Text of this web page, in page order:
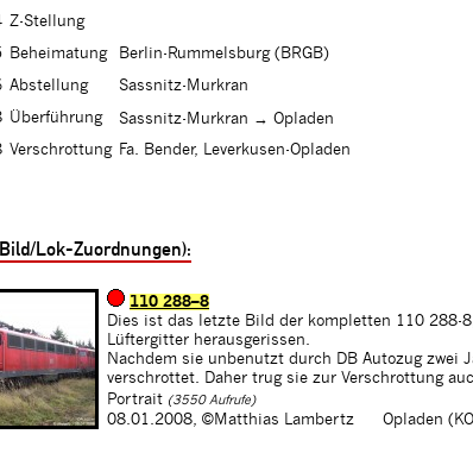
Z-Stellung
Beheimatung
Berlin-Rummelsburg (BRGB)
Abstellung
Sassnitz-Murkran
Überführung
Sassnitz-Murkran → Opladen
Verschrottung Fa. Bender, Leverkusen-Opladen
Bild/Lok-Zuordnungen):
110 288–8
Dies ist das letzte Bild der kompletten 110 288-
Lüftergitter herausgerissen.
Nachdem sie unbenutzt durch DB Autozug zwei
verschrottet. Daher trug sie zur Verschrottung
Portrait (3550 Aufrufe)
08.01.2008, ©Matthias Lambertz Opladen